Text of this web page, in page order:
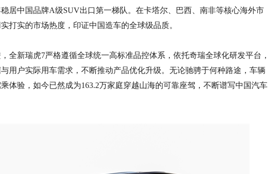
居中国品牌A级SUV出口第一梯队。在卡塔尔、巴西、南非等核心海外市
打实的市场热度，印证中国造车的全球级品质。
全新瑞虎7严格遵循全球统一高标准品控体系，依托奇瑞全球化研发平台，
用户实际用车需求，不断推动产品优化升级。无论驰骋于何种路途，车辆
体验，如今已然成为163.2万家庭穿越山海的可靠座驾，不断谱写中国汽车